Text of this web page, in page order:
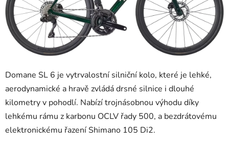
Domane SL 6 je vytrvalostní silniční kolo, které je lehké,
aerodynamické a hravě zvládá drsné silnice i dlouhé
kilometry v pohodlí. Nabízí trojnásobnou výhodu díky
lehkému rámu z karbonu OCLV řady 500, a bezdrátovému
elektronickému řazení Shimano 105 Di2.